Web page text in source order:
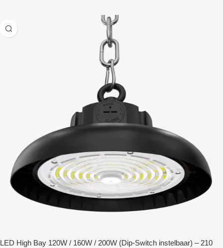
LED High Bay 120W / 160W / 200W (Dip-Switch instelbaar) – 210